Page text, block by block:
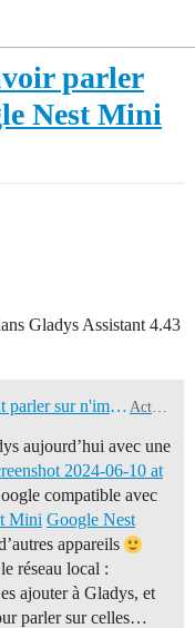
parler
Nest Mini
Gladys Assistant 4.43
Gladys Assistant 4.43 : Gladys peut parler sur n'importe quelle enceinte Google 🗣️ Actualités
aujourd’hui avec une
2024-06-10 at
compatible avec
Mini Google Nest
appareils
réseau local :
ajouter à Gladys, et
parler sur celles…